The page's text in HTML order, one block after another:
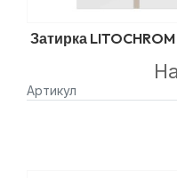
Затирка
Артикул